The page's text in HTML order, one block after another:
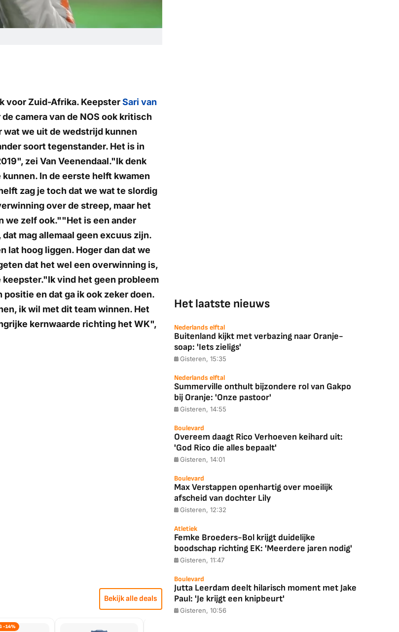
voor Zuid-Afrika. KeepsterSari van
camera van de NOS ook kritisch
wat we uit de wedstrijd kunnen
soort tegenstander. Het is in
zei Van Veenendaal."Ik denk
In de eerste helft kwamen
zag je toch dat we wat te slordig
over de streep, maar het
we zelf ook.""Het is een ander
mag allemaal geen excuus zijn.
lat hoog liggen. Hoger dan dat we
dat het wel een overwinning is,
vind het geen probleem
en dat ga ik ook zeker doen.
ik wil met dit team winnen. Het
kernwaarde richting het WK",
Bekijk alle deals
-14%
Het laatste nieuws
Nederlands elftal
Buitenland kijkt met verbazing naar Oranje-
soap: 'Iets zieligs'
Gisteren, 15:35
Nederlands elftal
Summerville onthult bijzondere rol van Gakpo
bij Oranje: 'Onze pastoor'
Gisteren, 14:55
Boulevard
Overeem daagt Rico Verhoeven keihard uit:
'God Rico die alles bepaalt'
Gisteren, 14:01
Boulevard
Max Verstappen openhartig over moeilijk
afscheid van dochter Lily
Gisteren, 12:32
Atletiek
Femke Broeders-Bol krijgt duidelijke
boodschap richting EK: 'Meerdere jaren nodig'
Gisteren, 11:47
Boulevard
Jutta Leerdam deelt hilarisch moment met Jake
Paul: 'Je krijgt een knipbeurt'
Gisteren, 10:56